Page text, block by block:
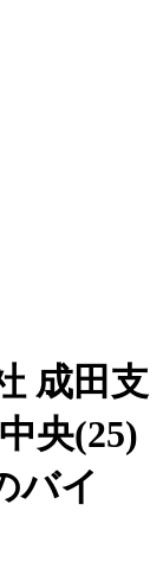
成田支
央(25)
バイ